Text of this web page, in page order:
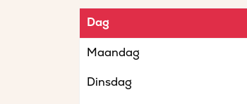
Dag
Maandag
Dinsdag